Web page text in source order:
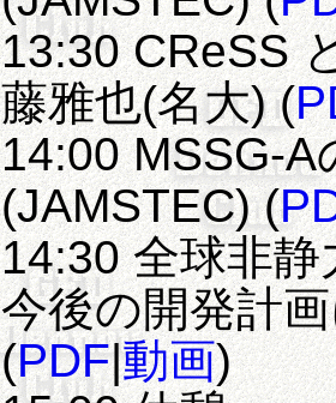
13:30 CReSS
藤雅也(名大) (
14:00 MSSG-A
(JAMSTEC) (
14:30 全球非
今後の開発計
(PDF|動画)